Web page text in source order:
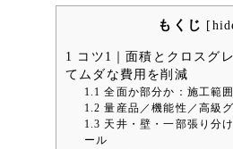
もくじ [
1 コツ1｜面積とクロスグ
てムダな費用を削減
1.1 全面か部分か：施工範
1.2 量産品／機能性／高級
1.3 天井・壁・一部張り分
ール